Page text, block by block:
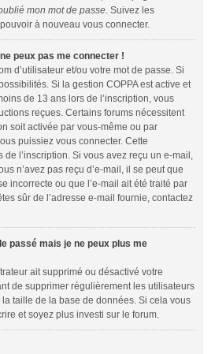
mon mot de passe. Suivez les
à nouveau vous connecter.
peux pas me connecter !
d’utilisateur et/ou votre mot de passe. Si
Si la gestion COPPA est active et
de 13 ans lors de l’inscription, vous
reçues. Certains forums nécessitent
soit activée par vous-même ou par
puissiez vous connecter. Cette
l’inscription. Si vous avez reçu un e-mail,
n’avez pas reçu d’e-mail, il se peut que
incorrecte ou que l’e-mail ait été traité par
sûr de l’adresse e-mail fournie, contactez
passé mais je ne peux plus me
ait supprimé ou désactivé votre
de supprimer régulièrement les utilisateurs
taille de la base de données. Si cela vous
et soyez plus investi sur le forum.